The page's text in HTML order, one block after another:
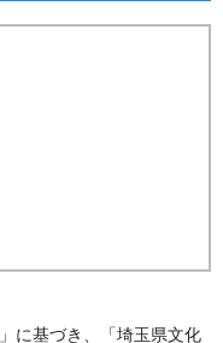
に基づき、「埼玉県文化